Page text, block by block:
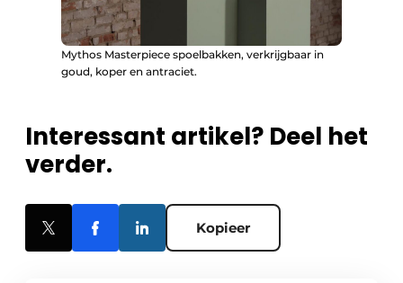
Mythos Masterpiece spoelbakken, verkrijgbaar in
goud, koper en antraciet.
Interessant artikel? Deel het
verder.
Kopieer